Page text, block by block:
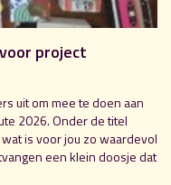
project
uit om mee te doen aan
2026. Onder de titel
is voor jou zo waardevol
een klein doosje dat